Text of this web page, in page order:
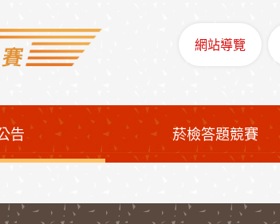
網站導覽
告 菸檢答題競賽